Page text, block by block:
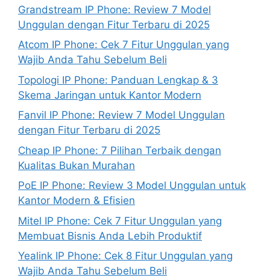
Grandstream IP Phone: Review 7 Model
Unggulan dengan Fitur Terbaru di 2025
Atcom IP Phone: Cek 7 Fitur Unggulan yang
Wajib Anda Tahu Sebelum Beli
Topologi IP Phone: Panduan Lengkap & 3
Skema Jaringan untuk Kantor Modern
Fanvil IP Phone: Review 7 Model Unggulan
dengan Fitur Terbaru di 2025
Cheap IP Phone: 7 Pilihan Terbaik dengan
Kualitas Bukan Murahan
PoE IP Phone: Review 3 Model Unggulan untuk
Kantor Modern & Efisien
Mitel IP Phone: Cek 7 Fitur Unggulan yang
Membuat Bisnis Anda Lebih Produktif
Yealink IP Phone: Cek 8 Fitur Unggulan yang
Wajib Anda Tahu Sebelum Beli